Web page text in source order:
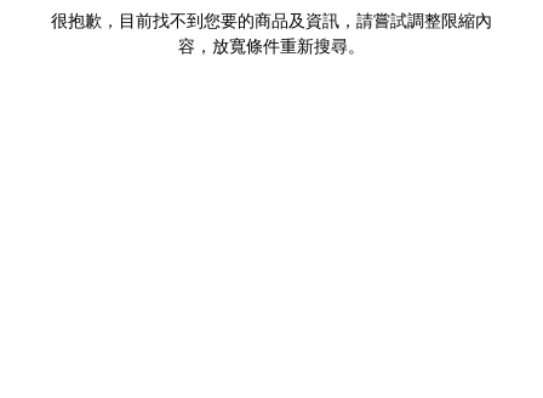
很抱歉，目前找不到您要的商品及資訊，請嘗試調整限縮內
容，放寬條件重新搜尋。